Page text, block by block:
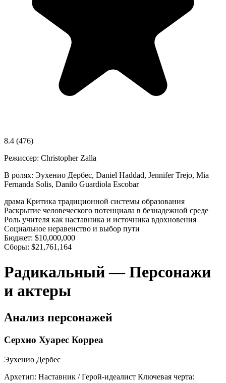
8.4 (476)
Режиссер: Christopher Zalla
В ролях: Эухенио Дербес, Daniel Haddad, Jennifer Trejo, Mia
Fernanda Solis, Danilo Guardiola Escobar
драма Критика традиционной системы образования
Раскрытие человеческого потенциала в безнадежной среде
Роль учителя как наставника и источника вдохновения
Социальное неравенство и выбор пути
Бюджет: $10,000,000
Сборы: $21,761,164
Радикальный — Персонажи
и актеры
Анализ персонажей
Серхио Хуарес Корреа
Эухенио Дербес
Архетип: Наставник / Герой-идеалист Ключевая черта: